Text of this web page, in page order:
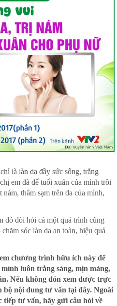
là làn da đầy sức sống, trắng
em đã để tuổi xuân của mình trôi
thâm sạm trên da của mình,
đó đòi hỏi cả một quá trình cũng
sóc làn da an toàn, hiệu quả
chương trình hữu ích này để
luôn trắng sáng, mịn màng,
Nếu không đón xem được trực
bộ nội dung tư vấn tại đây. Ngoài
tư vấn, hãy gửi câu hỏi về